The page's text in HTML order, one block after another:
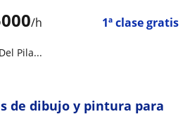
/h 1ª clase gratis
Pila...
de dibujo y pintura para